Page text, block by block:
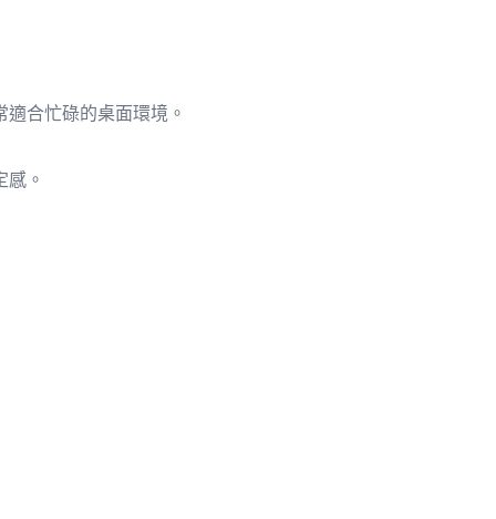
合忙碌的桌面環境。
。